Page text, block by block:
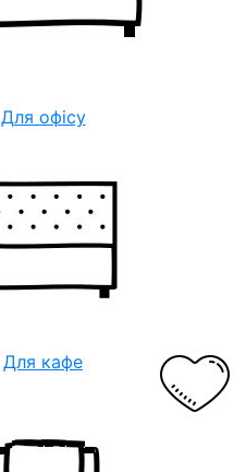
Для офісу
Для кафе